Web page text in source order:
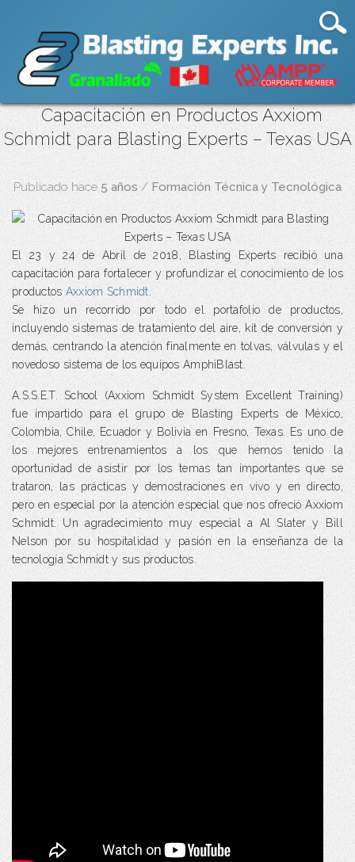
Capacitación en Productos Axxiom
Schmidt para Blasting Experts – Texas USA
Publicado hace 5 años / Formación Técnica y Tecnológica
El 23 y 24 de Abril de 2018, Blasting Experts recibió una
capacitación para fortalecer y profundizar el conocimiento de los
productos Axxiom Schmidt
Se hizo un recorrido por todo el portafolio de productos,
incluyendo sistemas de tratamiento del aire, kit de conversión y
demás, centrando la atención finalmente en tolvas, válvulas y el
novedoso sistema de los equipos AmphiBlast.
A.S.S.E.T. School (Axxiom Schmidt System Excellent Training)
fue impartido para el grupo de Blasting Experts de México,
Colombia, Chile, Ecuador y Bolivia en Fresno, Texas. Es uno de
los mejores entrenamientos a los que hemos tenido la
oportunidad de asistir por los temas tan importantes que se
trataron, las prácticas y demostraciones en vivo y en directo,
pero en especial por la atención especial que nos ofreció Axxiom
Schmidt. Un agradecimiento muy especial a Al Slater y Bill
Nelson por su hospitalidad y pasión en la enseñanza de la
tecnología Schmidt y sus productos.